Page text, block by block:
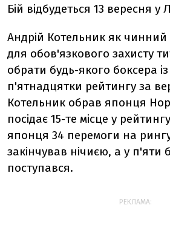
Бій відбудеться 13 вересня у
Андрій Котельник як чинний
для обов'язкового захисту
обрати будь-якого боксера
п'ятнадцятки рейтингу за
Котельник обрав японця
посідає 15-те місце у
японця 34 перемоги на
закінчував нічиєю, а у п'яти
поступався.
РЕКЛАМА: